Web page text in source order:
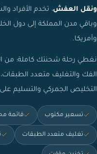
ونقل العفش، تخدم الأفراد
وباقي مدن المملكة إلى دول
وأمريكا.
نغطي رحلة شحنتك كاملة: من
الفك والتغليف متعدد الطبقات،
التخليص الجمركي والتسليم
تسعير مكتوب قائمة
تغليف متعدد الطبقات